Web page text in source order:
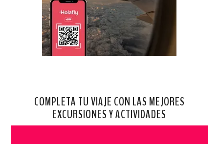
COMPLETA TU VIAJE CON LAS MEJORES
EXCURSIONES Y ACTIVIDADES